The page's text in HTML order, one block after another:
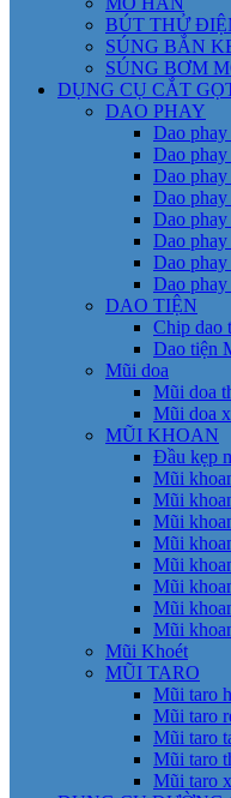
BÚT THỬ
SÚNG BẮN
SÚNG BƠM
DỤNG CỤ CẮT
DAO PHAY
Dao
Dao
Dao phay
Dao
Dao phay
Dao phay
Dao phay
Dao phay
DAO TIỆN
Chip dao
Dao tiện
Mũi doa
Mũi doa
Mũi doa
MŨI KHOAN
Đầu kẹp
Mũi
Mũi
Mũi
Mũi
Mũi
Mũi
Mũi
Mũi
Mũi Khoét
MŨI TARO
Mũi taro
Mũi taro
Mũi taro
Mũi taro
Mũi taro